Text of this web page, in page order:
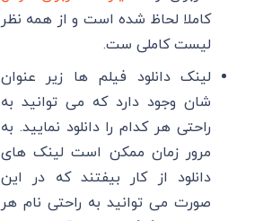
کاملا لحاظ شده است و از همه نظر
لیست کاملی ست.
لینک دانلود فیلم ها زیر عنوان
شان وجود دارد که می توانید به
راحتی هر کدام را دانلود نمایید. به
مرور زمان ممکن است لینک های
دانلود از کار بیفتند که در این
صورت می توانید به راحتی نام هر